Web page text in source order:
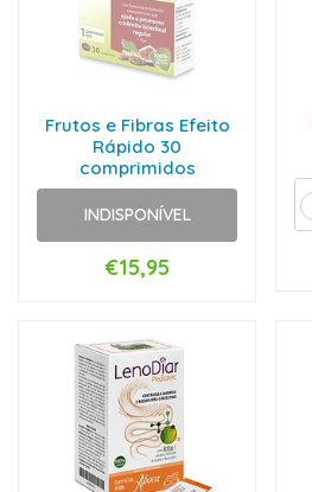
Frutos e Fibras Efeito
Rápido 30
comprimidos
INDISPONÍVEL
€15,95